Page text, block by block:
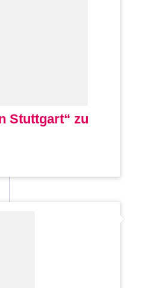
Stuttgart“ zu